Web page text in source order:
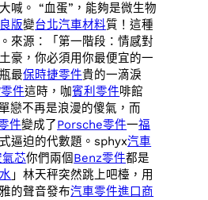
喊。 “血蛋”，能夠是微生物
版變台北汽車材料質！這種
來源：「第一階段：情感對
豪，你必須用你最便宜的一
最保時捷零件貴的一滴淚
件這時，咖賓利零件啡館
戀不再是浪漫的傻氣，而
件變成了Porsche零件一福
逼迫的代數題。sphyx汽車
芯你們兩個 Benz零件都是
」林天秤突然跳上吧檯，用
的聲音發布汽車零件進口商